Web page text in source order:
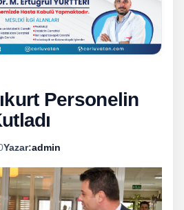
Personelin
Yazar:admin